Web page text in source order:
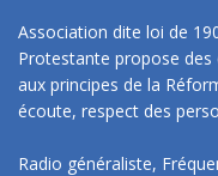
Association dite loi de
Protestante propose
aux principes de la
écoute, respect des
Radio généraliste,